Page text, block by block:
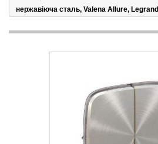
нержавіюча сталь, Valena Allure, Legrand